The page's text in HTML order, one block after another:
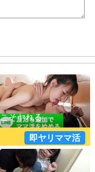
即ヤリママ活